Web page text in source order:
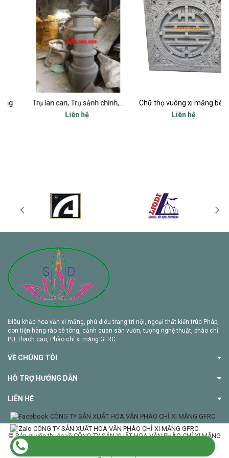
Trụ lan can, Trụ sảnh chính, Trụ cột ban công, Trụ bậc tam cấp
Liên hệ
Chữ thọ vuông xi măng bê tông 80x80cm
Liên hệ
Điêu khắc hoa văn xi măng, phù điêu trang trí nội, ngoại thất kiến trúc Pháp,
con tiện hàng rào bê tông, cảnh quan sân vườn, tượng nghệ thuật, phào chỉ
PU, thạch cao, Phào chỉ xi măng GFRC
VỀ CHÚNG TÔI
HỖ TRỢ HƯỚNG DẪN
LIÊN HỆ
© Bản quyền thuộc về CÔNG TY SẢN XUẤT HOA VĂN PHÀO CHỈ XI MĂNG